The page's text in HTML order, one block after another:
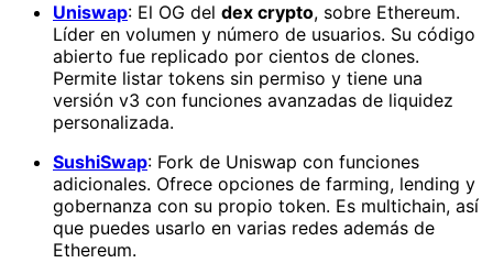
Uniswap: El OG del dex crypto, sobre Ethereum.
Líder en volumen y número de usuarios. Su código
abierto fue replicado por cientos de clones.
Permite listar tokens sin permiso y tiene una
versión v3 con funciones avanzadas de liquidez
personalizada.
SushiSwap: Fork de Uniswap con funciones
adicionales. Ofrece opciones de farming, lending y
gobernanza con su propio token. Es multichain, así
que puedes usarlo en varias redes además de
Ethereum.